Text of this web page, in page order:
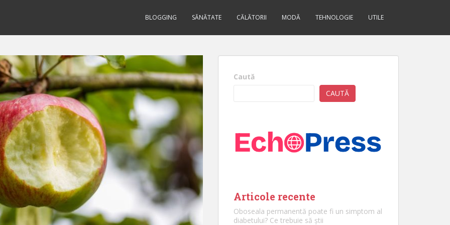
BLOGGING SĂNĂTATE CĂLĂTORII MODĂ TEHNOLOGIE UTILE
Caută
CAUTĂ
Articole recente
Oboseala permanentă poate fi un simptom al
diabetului? Ce trebuie să știi